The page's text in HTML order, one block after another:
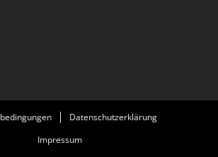
Datenschutzerklärung
Impressum